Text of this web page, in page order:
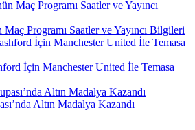
Programı Saatler ve Yayıncı Bilgileri
İçin Manchester United İle Temasa
Altın Madalya Kazandı